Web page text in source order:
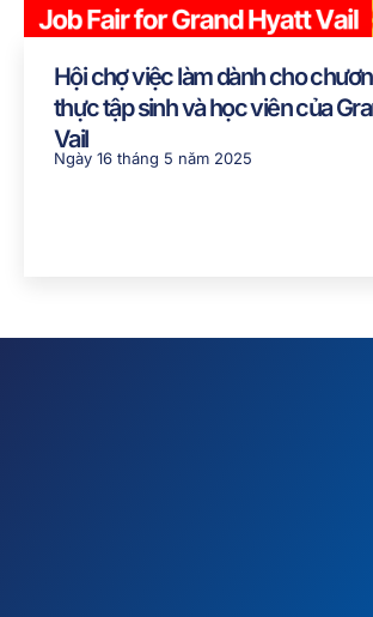
Hội chợ việc làm dành cho
thực tập sinh và học viên của
Vail
Ngày 16 tháng 5 năm 2025